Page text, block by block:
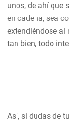
unos, de ahí que
en cadena, sea
extendiéndose al
tan bien, todo
Así, si dudas de